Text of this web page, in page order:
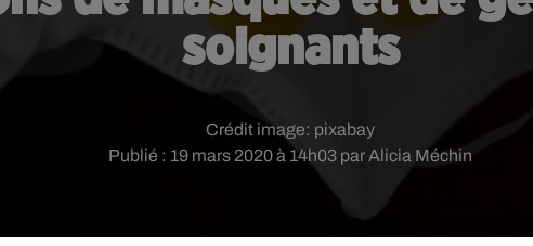
soignants
Publié : 19 mars 2020 à 14h03 par Alicia Méchin
Crédit image: pixabay